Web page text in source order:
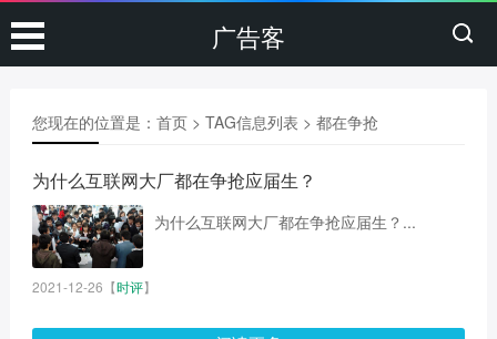
广告客
您现在的位置是： 首页> TAG信息列表 > 都在争抢
为什么互联网大厂都在争抢应届生？
为什么互联网大厂都在争抢应届生？...
2021-12-26 【时评】